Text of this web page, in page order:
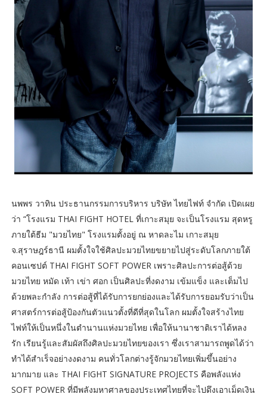
นพพร วาทิน ประธานกรรมการบริหาร บริษัท ไทยไฟท์ จำกัด เปิดเผย
ว่า “โรงแรม THAI FIGHT HOTEL ที่เกาะสมุย จะเป็นโรงแรม สุดหรู
ภายใต้ธีม "มวยไทย" โรงแรมตั้งอยู่ ณ หาดละไม เกาะสมุย
จ.สุราษฎร์ธานี ผมตั้งใจใช้ศิลปะมวยไทยขยายไปสู่ระดับโลกภายใต้
คอนเซปต์ THAI FIGHT SOFT POWER เพราะศิลปะการต่อสู้ด้วย
มวยไทย หมัด เท้า เข่า ศอก เป็นศิลปะที่งดงาม เข้มแข็ง และเต็มไป
ด้วยพละกำลัง การต่อสู้ที่ได้รับการยกย่องและได้รับการยอมรับว่าเป็น
ศาสตร์การต่อสู้ป้องกันตัวแนวตั้งที่ดีที่สุดในโลก ผมตั้งใจสร้างไทย
ไฟท์ให้เป็นหนึ่งในตำนานแห่งมวยไทย เพื่อให้นานาชาติเราได้หลง
รัก เรียนรู้และสัมผัสถึงศิลปะมวยไทยของเรา ซึ่งเราสามารถพูดได้ว่า
ทำได้สำเร็จอย่างงดงาม คนทั่วโลกต่างรู้จักมวยไทยเพิ่มขึ้นอย่าง
มากมาย และ THAI FIGHT SIGNATURE PROJECTS คือพลังแห่ง
SOFT POWER ที่มีพลังมหาศาลของประเทศไทยที่จะไปดึงเอาเม็ดเงิน